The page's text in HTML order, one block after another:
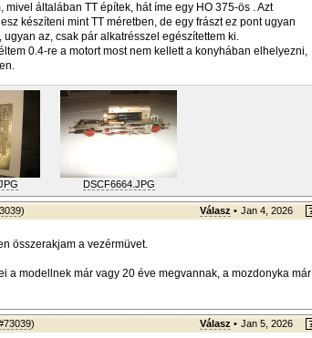
általában TT építek, hát íme egy HO 375-ös . Azt
készíteni mint TT méretben, de egy frászt ez pont ugyan
az, csak pár alkatrésszel egészítettem ki.
0.4-re a motort most nem kellett a konyhában elhelyezni,
DSCF6664.JPG
) Válasz • Jan 4, 2026
összerakjam a vezérmüvet.
a modellnek már vagy 20 éve megvannak, a mozdonyka már
) Válasz • Jan 5, 2026